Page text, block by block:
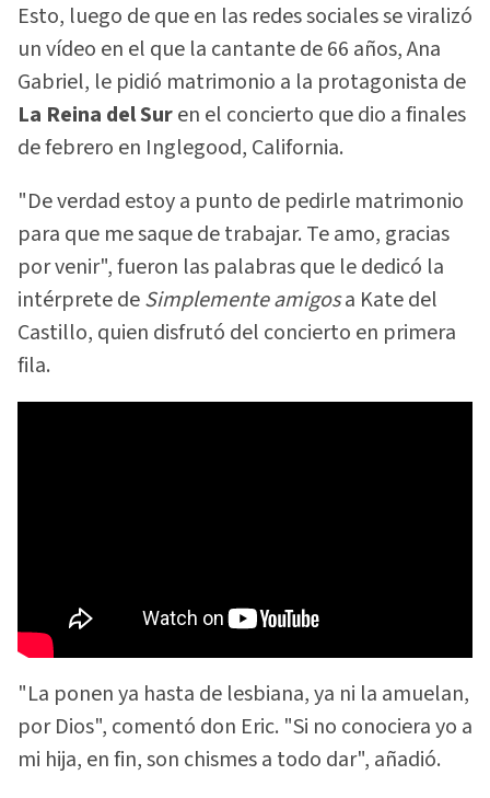
Esto, luego de que en las redes sociales se viralizó
un vídeo en el que la cantante de 66 años, Ana
Gabriel, le pidió matrimonio a la protagonista de
La Reina del Suren el concierto que dio a finales
de febrero en Inglegood, California.
"De verdad estoy a punto de pedirle matrimonio
para que me saque de trabajar. Te amo, gracias
por venir", fueron las palabras que le dedicó la
intérprete deSimplemente amigosa Kate del
Castillo, quien disfrutó del concierto en primera
fila.
"La ponen ya hasta de lesbiana, ya ni la amuelan,
por Dios", comentó don Eric. "Si no conociera yo a
mi hija, en fin, son chismes a todo dar", añadió.